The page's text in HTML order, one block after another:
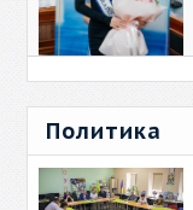
Политика